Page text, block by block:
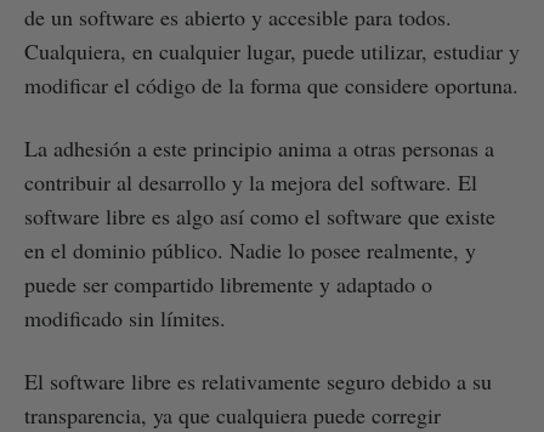
de un software es abierto y accesible para todos.
Cualquiera, en cualquier lugar, puede utilizar, estudiar y
modificar el código de la forma que considere oportuna.
La adhesión a este principio anima a otras personas a
contribuir al desarrollo y la mejora del software. El
software libre es algo así como el software que existe
en el dominio público. Nadie lo posee realmente, y
puede ser compartido libremente y adaptado o
modificado sin límites.
El software libre es relativamente seguro debido a su
transparencia, ya que cualquiera puede corregir